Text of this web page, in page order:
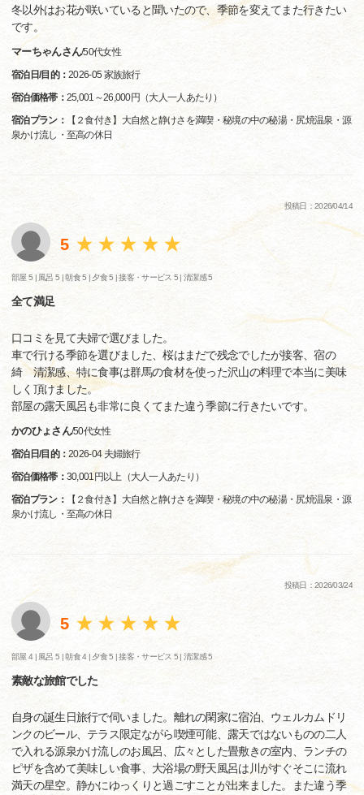
冬以外はお花が咲いていると聞いたので、季節を変えてまた行きたい
です。
マーちゃんさん/50代女性
宿泊日/目的：2026-05 家族旅行
宿泊価格帯： 25,001～26,000円（大人一人あたり）
宿泊プラン：
【２食付き】大自然と静けさを満喫・秘境の中の秘湯・尻焼温泉・源
泉かけ流し・至高の休日
投稿日：2026/04/14
5
部屋 5 | 風呂 5 |朝食 5 | 夕食 5 |接客・サービス 5 |清潔感 5
全て満足
口コミを見て夫婦で選びました。
車で行ける季節を選びました、桜はまだで残念でしたが接客、宿の
綺 清潔感、特に食事は群馬の食材を使った沢山の料理で本当に美味
しく頂けました。
部屋の露天風呂も非常に良くてまた違う季節に行きたいです。
かのひょさん/50代女性
宿泊日/目的：2026-04 夫婦旅行
宿泊価格帯： 30,001円以上（大人一人あたり）
宿泊プラン：
【２食付き】大自然と静けさを満喫・秘境の中の秘湯・尻焼温泉・源
泉かけ流し・至高の休日
投稿日：2026/03/24
5
部屋 4 | 風呂 5 |朝食 4 | 夕食 5 |接客・サービス 5 |清潔感 5
素敵な旅館でした
自身の誕生日旅行で伺いました。離れの閑家に宿泊、ウェルカムドリ
ンクのビール、テラス限定ながら喫煙可能、露天ではないものの二人
で入れる源泉かけ流しのお風呂、広々とした畳敷きの室内、ランチの
ピザを含めて美味しい食事、大浴場の野天風呂は川がすぐそこに流れ
満天の星空。静かにゆっくりと過ごすことが出来ました。また違う季